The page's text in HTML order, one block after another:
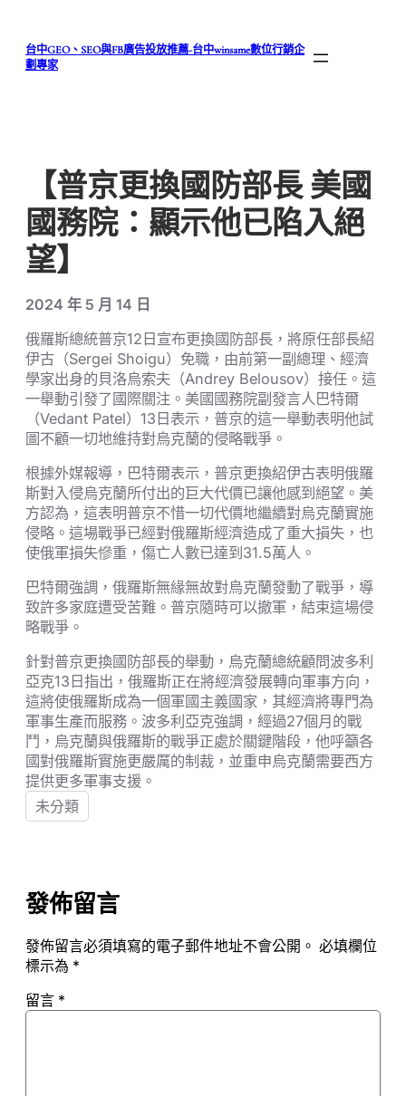
台中GEO、SEO與FB廣告投放推薦-台中winsame數位行銷企
劃專家
【普京更換國防部長 美國
國務院：顯示他已陷入絕
望】
2024 年 5 月 14 日
俄羅斯總統普京12日宣布更換國防部長，將原任部長紹
伊古（Sergei Shoigu）免職，由前第一副總理、經濟
學家出身的貝洛烏索夫（Andrey Belousov）接任。這
一舉動引發了國際關注。美國國務院副發言人巴特爾
（Vedant Patel）13日表示，普京的這一舉動表明他試
圖不顧一切地維持對烏克蘭的侵略戰爭。
根據外媒報導，巴特爾表示，普京更換紹伊古表明俄羅
斯對入侵烏克蘭所付出的巨大代價已讓他感到絕望。美
方認為，這表明普京不惜一切代價地繼續對烏克蘭實施
侵略。這場戰爭已經對俄羅斯經濟造成了重大損失，也
使俄軍損失慘重，傷亡人數已達到31.5萬人。
巴特爾強調，俄羅斯無緣無故對烏克蘭發動了戰爭，導
致許多家庭遭受苦難。普京隨時可以撤軍，結束這場侵
略戰爭。
針對普京更換國防部長的舉動，烏克蘭總統顧問波多利
亞克13日指出，俄羅斯正在將經濟發展轉向軍事方向，
這將使俄羅斯成為一個軍國主義國家，其經濟將專門為
軍事生產而服務。波多利亞克強調，經過27個月的戰
鬥，烏克蘭與俄羅斯的戰爭正處於關鍵階段，他呼籲各
國對俄羅斯實施更嚴厲的制裁，並重申烏克蘭需要西方
提供更多軍事支援。
未分類
發佈留言
發佈留言必須填寫的電子郵件地址不會公開。 必填欄位
標示為 *
留言 *